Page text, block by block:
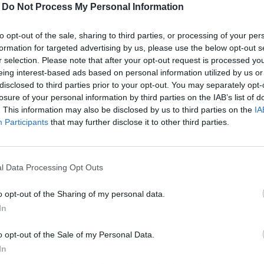
Do Not Process My Personal Information
opt-out of the sale, sharing to third parties, or processing of your
for targeted advertising by us, please use the below opt-out
selection. Please note that after your opt-out request is processed
interest-based ads based on personal information utilized by us
to third parties prior to your opt-out. You may separately
of your personal information by third parties on the IAB’s list of
This information may also be disclosed by us to third parties on the
Participants that may further disclose it to other third parties.
Data Processing Opt Outs
opt-out of the Sharing of my personal data.
opt-out of the Sale of my Personal Data.
des personnes atteintes de troubles
est profondément altéré.
sa situation mais se sent impuissant à la
du quotidien devient un défi.
Le laurier (Laurus
BON À SAVOIR :
« Un esprit sain